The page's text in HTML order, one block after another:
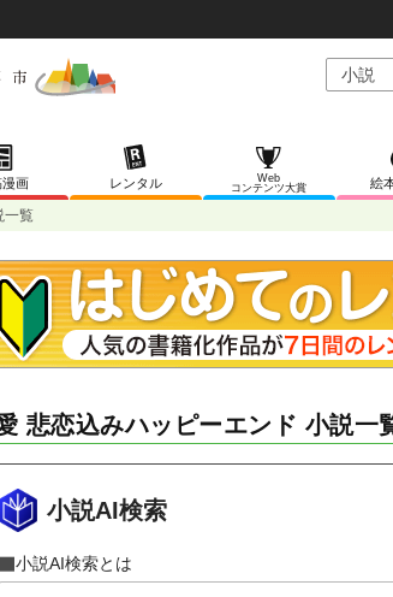
画 レンタル
Web
コンテンツ大賞
絵
一覧
悲恋込みハッピーエンド 小説一
小説AI検索
小説AI検索とは